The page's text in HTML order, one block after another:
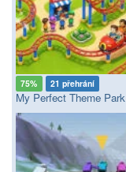
75% 21 přehrání
My Perfect Theme Park